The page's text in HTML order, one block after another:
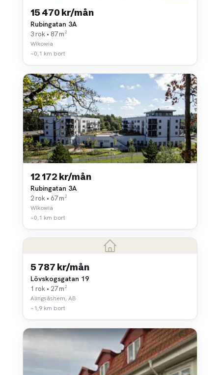
15 470 kr/mån
Rubingatan 3A
3 rok • 87 m²
Wikowia
~0,1 km bort
12 172 kr/mån
Rubingatan 3A
2 rok • 67 m²
Wikowia
~0,1 km bort
5 787 kr/mån
Lövskogsgatan 19
1 rok • 27 m²
Alingsåshem, AB
~1,9 km bort